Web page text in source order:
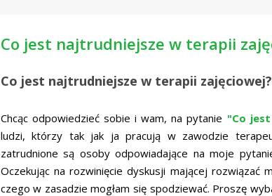
Co jest najtrudniejsze w terapii
Co jest najtrudniejsze w terapii zajęciowej?
Chcąc odpowiedzieć sobie i wam, na pytanie "Co
ludzi, którzy tak jak ja pracują w zawodzie
zatrudnione są osoby odpowiadające na moje
Oczekując na rozwinięcie dyskusji mającej
czego w zasadzie mogłam się spodziewać. Proszę